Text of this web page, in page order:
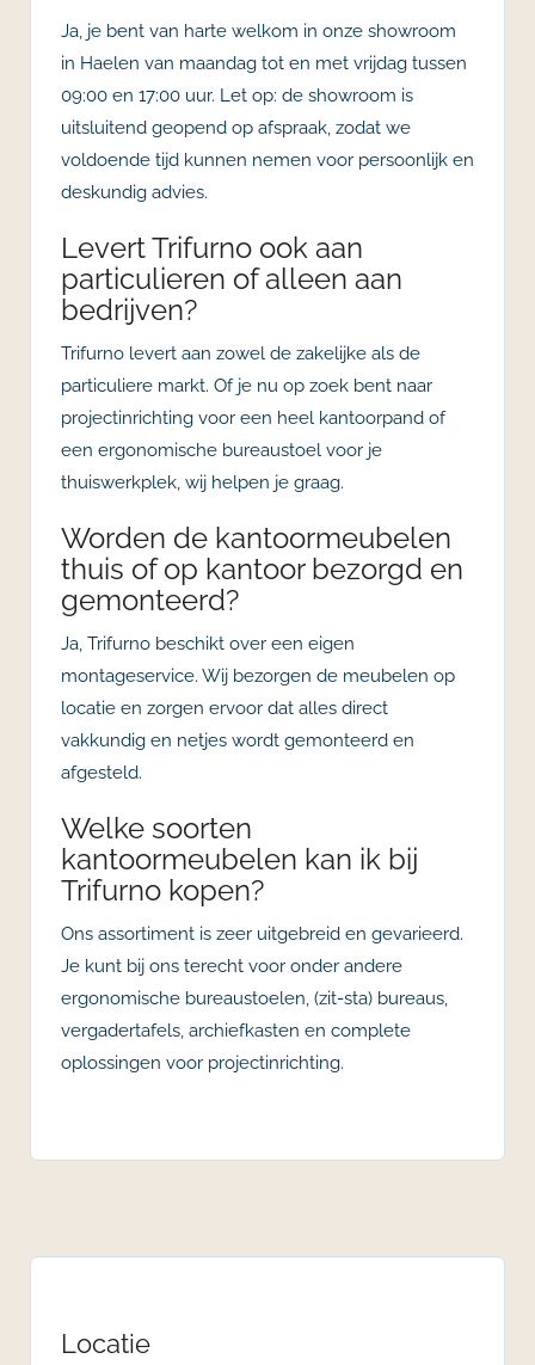
Ja, je bent van harte welkom in onze showroom
in Haelen van maandag tot en met vrijdag tussen
09:00 en 17:00 uur. Let op: de showroom is
uitsluitend geopend op afspraak, zodat we
voldoende tijd kunnen nemen voor persoonlijk en
deskundig advies.
Levert Trifurno ook aan
particulieren of alleen aan
bedrijven?
Trifurno levert aan zowel de zakelijke als de
particuliere markt. Of je nu op zoek bent naar
projectinrichting voor een heel kantoorpand of
een ergonomische bureaustoel voor je
thuiswerkplek, wij helpen je graag.
Worden de kantoormeubelen
thuis of op kantoor bezorgd en
gemonteerd?
Ja, Trifurno beschikt over een eigen
montageservice. Wij bezorgen de meubelen op
locatie en zorgen ervoor dat alles direct
vakkundig en netjes wordt gemonteerd en
afgesteld.
Welke soorten
kantoormeubelen kan ik bij
Trifurno kopen?
Ons assortiment is zeer uitgebreid en gevarieerd.
Je kunt bij ons terecht voor onder andere
ergonomische bureaustoelen, (zit-sta) bureaus,
vergadertafels, archiefkasten en complete
oplossingen voor projectinrichting.
Locatie